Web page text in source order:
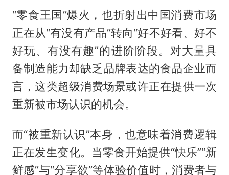
“零食王国”爆火，也折射出中国消费市场
正在从“有没有产品”转向“好不好看、好不
好玩、有没有趣”的进阶阶段。对大量具
备制造能力却缺乏品牌表达的食品企业而
言，这类超级消费场景或许正在提供一次
重新被市场认识的机会。
而“被重新认识”本身，也意味着消费逻辑
正在发生变化。当零食开始提供“快乐”“新
鲜感”与“分享欲”等体验价值时，消费者与